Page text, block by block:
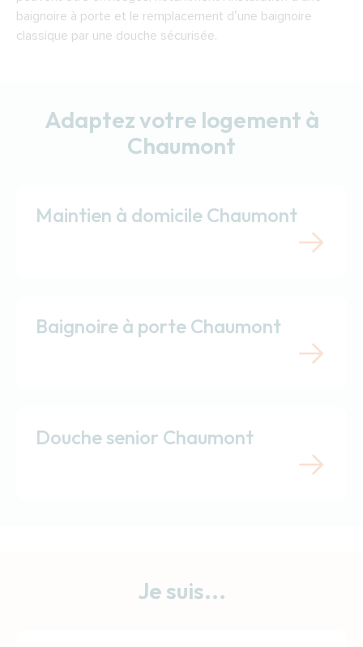
baignoire à porte et le remplacement d’une baignoire
classique par une douche sécurisée.
Adaptez votre logement à
Chaumont
Maintien à domicile Chaumont
Baignoire à porte Chaumont
Douche senior Chaumont
Je suis...